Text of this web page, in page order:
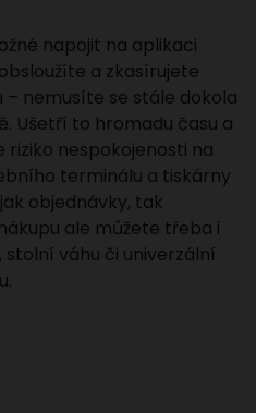
napojit na aplikaci
a zkasírujete
nemusíte se stále dokola
Ušetří to hromadu času a
nespokojenosti na
terminálu a tiskárny
objednávky, tak
ale můžete třeba i
váhu či univerzální